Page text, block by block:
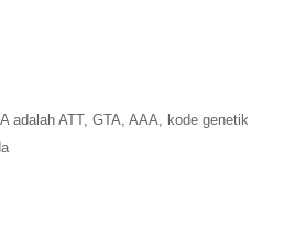
adalah ATT, GTA, AAA, kode genetik